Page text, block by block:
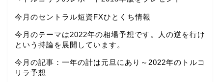
今月のセントラル短資FXひとくち情報
今月のテーマは2022年の相場予想です。人の逆を行け
という持論を展開しています。
今月の記事： 一年の計は元旦にあり～2022年のトルコ
リラ予想